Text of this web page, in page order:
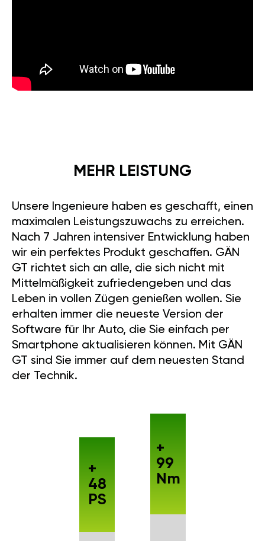
MEHR LEISTUNG
Unsere Ingenieure haben es geschafft, einen
maximalen Leistungszuwachs zu erreichen.
Nach 7 Jahren intensiver Entwicklung haben
wir ein perfektes Produkt geschaffen. GÄN
GT richtet sich an alle, die sich nicht mit
Mittelmäßigkeit zufriedengeben und das
Leben in vollen Zügen genießen wollen. Sie
erhalten immer die neueste Version der
Software für Ihr Auto, die Sie einfach per
Smartphone aktualisieren können. Mit GÄN
GT sind Sie immer auf dem neuesten Stand
der Technik.
+
48
PS
+
99
Nm